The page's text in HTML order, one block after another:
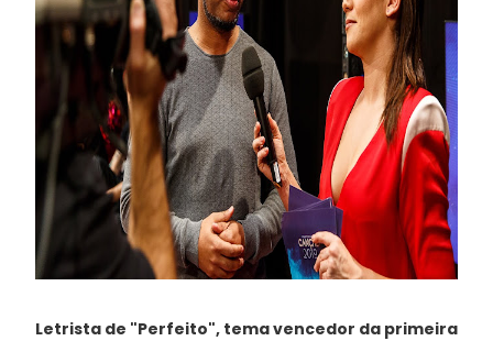
Letrista de "Perfeito", tema vencedor da primeira